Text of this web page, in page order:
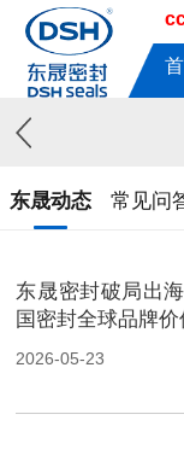
东晟动态 常见问
东晟密封破局出
国密封全球品牌价
2026-05-23